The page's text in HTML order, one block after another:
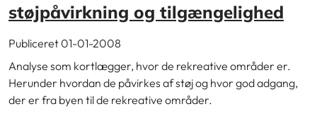
støjpåvirkning og tilgængelighed
Publiceret 01-01-2008
Analyse som kortlægger, hvor de rekreative områder er.
Herunder hvordan de påvirkes af støj og hvor god adgang,
der er fra byen til de rekreative områder.